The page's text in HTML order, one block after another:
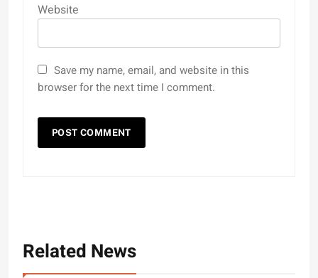
Website
Save my name, email, and website in this
browser for the next time I comment.
Related News